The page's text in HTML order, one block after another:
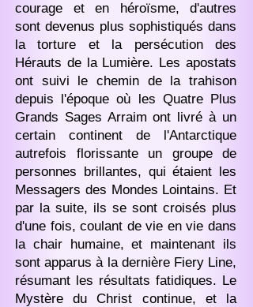
courage et en héroïsme, d'autres
sont devenus plus sophistiqués dans
la torture et la persécution des
Hérauts de la Lumière. Les apostats
ont suivi le chemin de la trahison
depuis l'époque où les Quatre Plus
Grands Sages Arraim ont livré à un
certain continent de l'Antarctique
autrefois florissante un groupe de
personnes brillantes, qui étaient les
Messagers des Mondes Lointains. Et
par la suite, ils se sont croisés plus
d'une fois, coulant de vie en vie dans
la chair humaine, et maintenant ils
sont apparus à la dernière Fiery Line,
résumant les résultats fatidiques. Le
Mystère du Christ continue, et la